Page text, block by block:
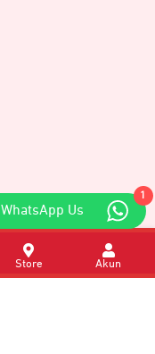
1
WhatsApp Us
Store Akun